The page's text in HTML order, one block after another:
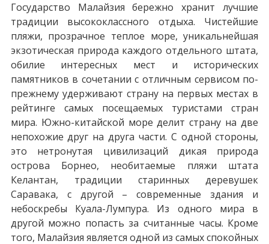
Государство Малайзия бережно хранит лучшие
традиции высококлассного отдыха. Чистейшие
пляжи, прозрачное теплое море, уникальнейшая
экзотическая природа каждого отдельного штата,
обилие интересных мест и исторических
памятников в сочетании с отличным сервисом по-
прежнему удерживают страну на первых местах в
рейтинге самых посещаемых туристами стран
мира. Южно-китайской море делит страну на две
непохожие друг на друга части. С одной стороны,
это нетронутая цивилизаций дикая природа
острова Борнео, необитаемые пляжи штата
Келантан, традиции старинных деревушек
Саравака, с другой – современные здания и
небоскребы Куала-Лумпура. Из одного мира в
другой можно попасть за считанные часы. Кроме
того, Малайзия является одной из самых спокойных